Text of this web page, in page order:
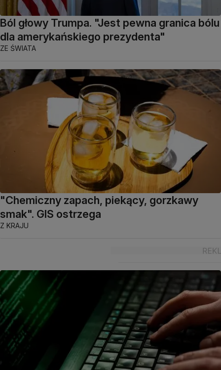
Ból głowy Trumpa. "Jest pewna granica bólu
dla amerykańskiego prezydenta"
ZE ŚWIATA
"Chemiczny zapach, piekący, gorzkawy
smak". GIS ostrzega
Z KRAJU